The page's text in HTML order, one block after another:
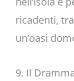
ricadenti,
un’oasi
9. Il